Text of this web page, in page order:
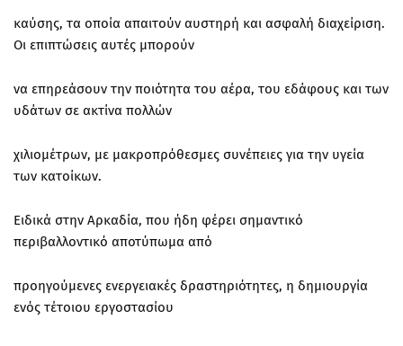
καύσης, τα οποία απαιτούν αυστηρή και ασφαλή διαχείριση.
Οι επιπτώσεις αυτές μπορούν
να επηρεάσουν την ποιότητα του αέρα, του εδάφους και των
υδάτων σε ακτίνα πολλών
χιλιομέτρων, με μακροπρόθεσμες συνέπειες για την υγεία
των κατοίκων.
Ειδικά στην Αρκαδία, που ήδη φέρει σημαντικό
περιβαλλοντικό αποτύπωμα από
προηγούμενες ενεργειακές δραστηριότητες, η δημιουργία
ενός τέτοιου εργοστασίου